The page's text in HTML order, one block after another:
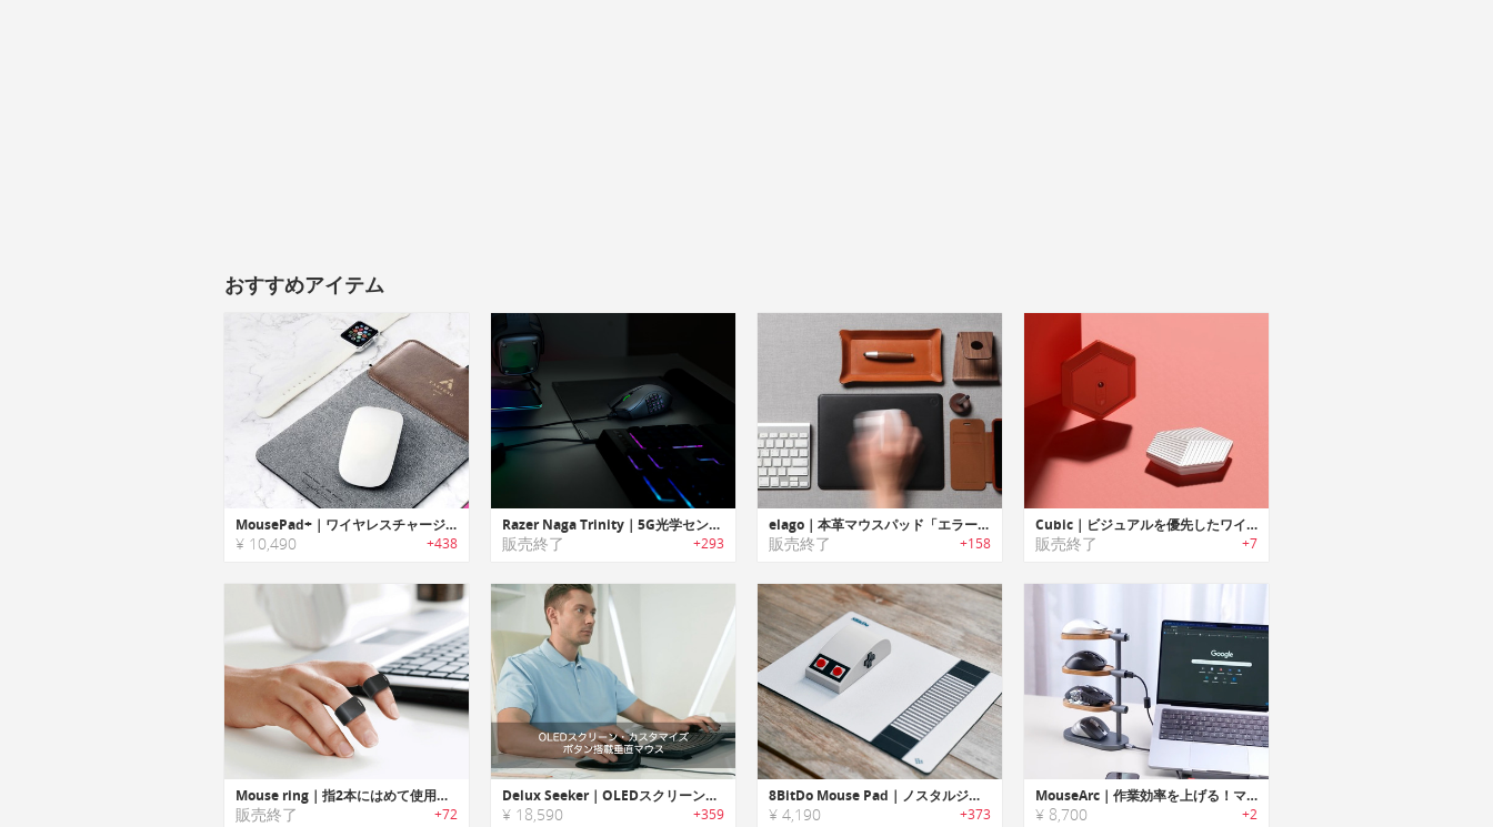
おすすめアイテム
MousePad+｜ワイヤレスチャージ機能搭載マウスパッド「マウスパッドプラス」
¥ 10,490 +438
Razer Naga Trinity｜5G光学センサー搭載のMMOゲーム用マウス
販売終了 +293
elago｜本革マウスパッド「エラーゴ」
販売終了 +158
Cubic｜ビジュアルを優先したワイヤレスマウス「キュービック」
販売終了 +7
Mouse ring｜指2本にはめて使用するリング型ウェアラブルマウス「マウスリング」
販売終了 +72
Delux Seeker｜OLEDスクリーン・カスタマイズボタン搭載垂直マウス「デラックスシーカー」
¥ 18,590 +359
8BitDo Mouse Pad｜ノスタルジックなゲームコンソールを彷彿させるマウスパッド
¥ 4,190 +373
MouseArc｜作業効率を上げる！マルチマウス対応スマートハブ
¥ 8,700 +2